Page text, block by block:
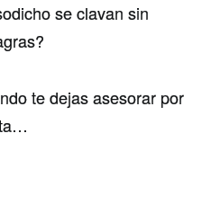
se clavan sin
te dejas asesorar por